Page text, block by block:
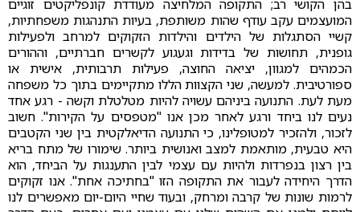
בהן הקושי רב; התקופה המלחיצה מעודדת קונפליקטים זוגיים
המועצמים עקב עודף שהות משותפת, בעיות התנהגות משפחתיות,
קשיי הסתגלות של הילדים והילדות הזקוקים למרחב ולפעילות
גופנית, תחושות של בדידות וגעגוע לקשרים חברתיים, וההורים
הכמהים למגוון, יציאה החוצה, פעילות תרבותית, אישית או
ספורטיבית. למעשה, שני הקצוות הללו מתקיימים בתוך כל משפחה
מעת לעת. התנועה ביניהם עשויה להיות מטלטלת וקשה - רגע אחד
נעים לנו ביחד ורגע לאחר מכן אנו "מטפסים על הקירות". חשוב
לזכור, ולהזכיר למטופלינו, כי התנועה הדיאלקטית בין שני הקטבים
היא טבעית, מותאמת למצב ואנושית ביותר. שימורו של מתח בריא
בין רצון בנפרדות ולהיות עם עצמי לבין התענגות על הביחד, הוא
הדרך היחידה לעבור את התקופה הזו "בחתיכה אחת". אנו זקוקים
לרמות שונות של קרבה ומרחק, ובעוד שחיי היום-יום מאפשרים לנו